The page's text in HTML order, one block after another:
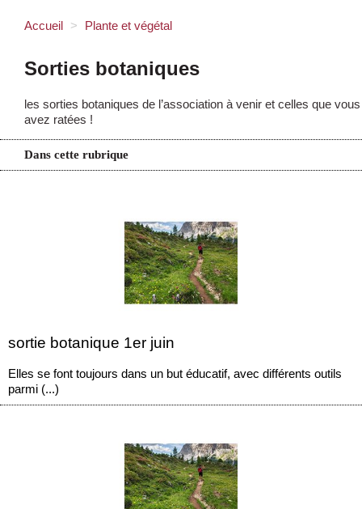
Accueil > Plante et végétal
Sorties botaniques
les sorties botaniques de l’association à venir et celles que vous
avez ratées !
Dans cette rubrique
sortie botanique 1er juin
Elles se font toujours dans un but éducatif, avec différents outils
parmi (...)